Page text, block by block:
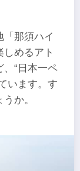
那須ハイ
めるアト
“日本一ペ
います。す
か。